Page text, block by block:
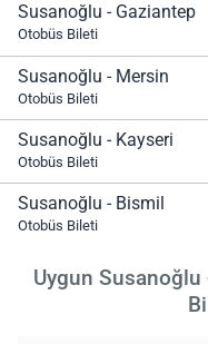
Susanoğlu - Gaziantep
Otobüs Bileti
Susanoğlu - Mersin
Otobüs Bileti
Susanoğlu - Kayseri
Otobüs Bileti
Susanoğlu - Bismil
Otobüs Bileti
Uygun